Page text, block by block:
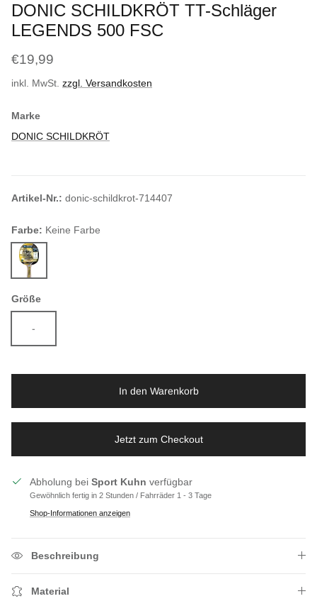
DONIC SCHILDKRÖT TT-Schläger
LEGENDS 500 FSC
€19,99
inkl. MwSt. zzgl. Versandkosten
Marke
DONIC SCHILDKRÖT
Artikel-Nr.: donic-schildkrot-714407
Farbe: Keine Farbe
Größe
-
In den Warenkorb
Jetzt zum Checkout
Abholung bei Sport Kuhn verfügbar
Gewöhnlich fertig in 2 Stunden / Fahrräder 1 - 3 Tage
Shop-Informationen anzeigen
Beschreibung
Material